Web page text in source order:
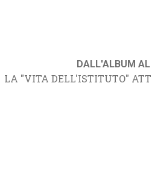
DALL'ALBUM AL
LA "VITA DELL'ISTITUTO"